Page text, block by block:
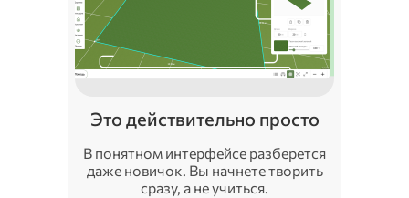
Это действительно просто
В понятном интерфейсе разберется
даже новичок. Вы начнете творить
сразу, а не учиться.